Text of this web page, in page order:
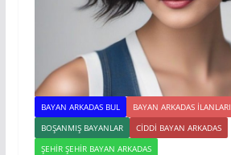
BAYAN ARKADAS BUL
BAYAN ARKADAS ILANLARI
BOŞANMIŞ BAYANLAR
CIDDI BAYAN ARKADAS
ŞEHIR ŞEHIR BAYAN ARKADAS